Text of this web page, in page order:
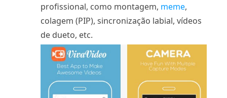
profissional, como montagem, meme,
colagem (PIP), sincronização labial, vídeos
de dueto, etc.